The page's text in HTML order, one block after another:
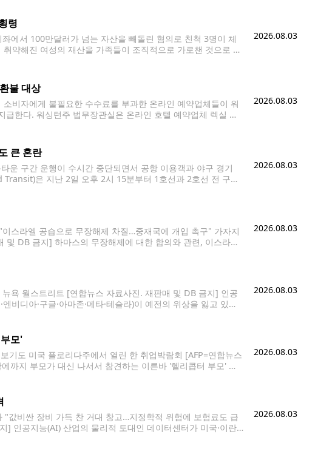
령
에서 100만달러가 넘는 자산을 빼돌린 혐의로 친척 3명이 체
약해진 여성의 재산을 가족들이 조직적으로 가로챈 것으로 보
2026.08.03
불 대상
비자에게 불필요한 수수료를 부과한 온라인 예약업체들이 워
한다. 워싱턴주 법무장관실은 온라인 호텔 예약업체 렉실 테
2026.08.03
큰 혼란
운 구간 운행이 수시간 중단되면서 공항 이용객과 야구 경기
은 지난 2일 오후 2시 15분부터 1호선과 2호선 전 구간
2026.08.03
스라엘 공습으로 무장해제 차질…중재국에 개입 촉구" 가자지
DB 금지] 하마스의 무장해제에 대한 합의와 관련, 이스라엘
2026.08.03
욕 월스트리트 [연합뉴스 자료사진. 재판매 및 DB 금지] 인공
비디아·구글·아마존·메타·테슬라)이 예전의 위상을 잃고 있지
2026.08.03
모'
기도 미국 플로리다주에서 열린 한 취업박람회 [AFP=연합뉴스
까지 부모가 대신 나서서 참견하는 이른바 '헬리콥터 부모' 현
2026.08.03
값비싼 장비 가득 찬 거대 창고…지정학적 위험에 보험료도 급
인공지능(AI) 산업의 물리적 토대인 데이터센터가 미국·이란
2026.08.03